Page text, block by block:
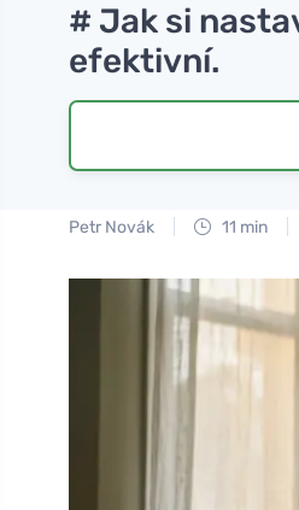
# Jak si
efektivní.
Petr Novák 11 min